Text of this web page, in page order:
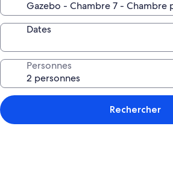
Dates
Personnes
Rechercher